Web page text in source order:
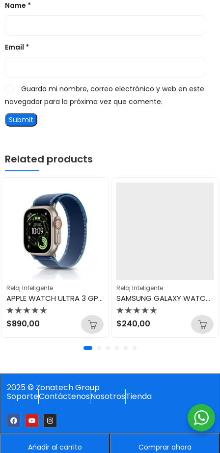
Añadir al carrito Comprar ahora
Name *
Email *
Guarda mi nombre, correo electrónico y web en este
navegador para la próxima vez que comente.
Related products
Reloj Inteligente
APPLE WATCH ULTRA 3 GPS+CELLULAR 49MM NATURAL MEWU4LW/A
Valorado
con
$890,00
Reloj Inteligente
SAMSUNG GALAXY WATCH 7 44MM SILVER
Valorado
con
$240,00
2025 © Zonatech Group
SoporteContáctenosNosotrosTienda